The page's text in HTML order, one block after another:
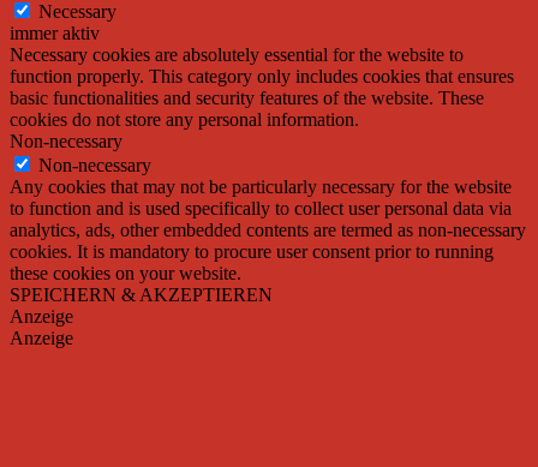
Necessary
immer aktiv
Necessary cookies are absolutely essential for the website to
function properly. This category only includes cookies that ensures
basic functionalities and security features of the website. These
cookies do not store any personal information.
Non-necessary
Non-necessary
Any cookies that may not be particularly necessary for the website
to function and is used specifically to collect user personal data via
analytics, ads, other embedded contents are termed as non-necessary
cookies. It is mandatory to procure user consent prior to running
these cookies on your website.
SPEICHERN & AKZEPTIEREN
Anzeige
Anzeige